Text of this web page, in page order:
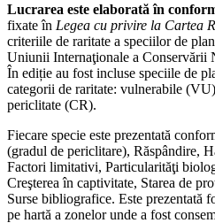
Lucrarea este elaborată în
fixate în Legea cu privire la Cartea
criteriile de raritate a speciilor de
Uniunii Internaţionale a
În ediție au fost incluse speciile de
categorii de raritate: vulnerabile
periclitate (CR).
Fiecare specie este prezentată
(gradul de periclitare), Răspândire,
Factori limitativi, Particularităţi
Creşterea în captivitate, Starea de
Surse bibliografice. Este prezentată
pe hartă a zonelor unde a fost